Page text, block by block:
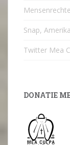
Snap, Amerika
Twitter Mea
DONATIE